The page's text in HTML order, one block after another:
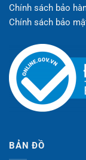
Chính sách bảo
Chính sách bảo
BẢN ĐỒ